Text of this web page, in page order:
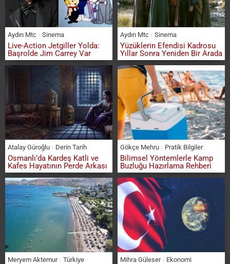
Aydın Mtc Sinema
Live-Action Jetgiller Yolda:
Başrolde Jim Carrey Var
Aydın Mtc Sinema
Yüzüklerin Efendisi Kadrosu
Yıllar Sonra Yeniden Bir Arada
Atalay Güroğlu Derin Tarih
Osmanlı’da Kardeş Katli ve
Kafes Hayatının Perde Arkası
Gökçe Mehru Pratik Bilgiler
Bilimsel Yöntemlerle Kamp
Buzluğu Hazırlama Rehberi
Meryem Aktemur Türkiye Mihra Güleser Ekonomi